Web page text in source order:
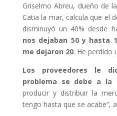
Griselmo Abreu, dueño de
Catia la mar, calcula que el
disminuyó un 40% desde
nos dejaban 50 y hasta
me dejaron 20. He perdido
Los proveedores le
problema se debe a la
producir y distribuir la
tengo hasta que se acabe”,